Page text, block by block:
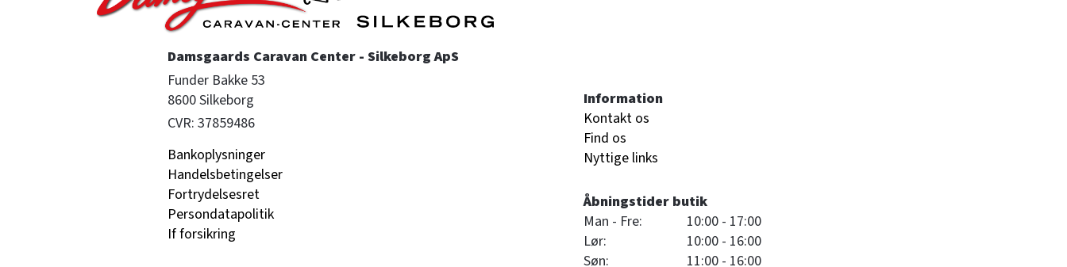
Damsgaards Caravan Center - Silkeborg ApS
Funder Bakke 53
8600 Silkeborg
CVR: 37859486
Bankoplysninger
Handelsbetingelser
Fortrydelsesret
Persondatapolitik
If forsikring
Information
Kontakt os
Find os
Nyttige links
Åbningstider butik
Man - Fre:
10:00 - 17:00
Lør:
10:00 - 16:00
Søn:
11:00 - 16:00